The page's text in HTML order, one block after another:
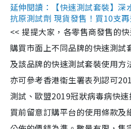
延伸閱讀：【快速測試套裝】深
抗原測試劑 現貨發售！買10支
<< 提提大家，各零售商發售的
購買市面上不同品牌的快速測試
及該品牌的快速測試套裝使用方
亦可參考香港衞生署表列認可
測試、歐盟2019冠狀病毒病快
買前留意訂購平台的使用條款及